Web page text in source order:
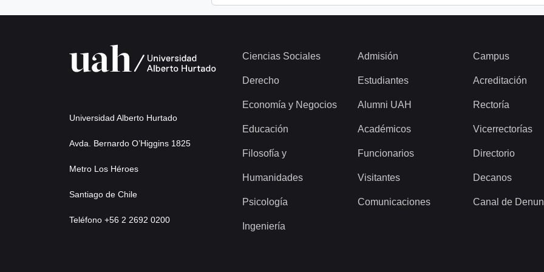
Universidad Alberto Hurtado
Avda. Bernardo O’Higgins 1825
Metro Los Héroes
Santiago de Chile
Teléfono +56 2 2692 0200
Ciencias Sociales
Derecho
Economía y Negocios
Educación
Filosofía y
Humanidades
Psicología
Ingeniería
Admisión
Estudiantes
Alumni UAH
Académicos
Funcionarios
Visitantes
Comunicaciones
Campus
Acreditación
Rectoría
Vicerrectorías
Directorio
Decanos
Canal de